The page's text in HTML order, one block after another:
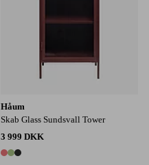
Håum
Skab Glass Sundsvall Tower
3 999 DKK
3 farver